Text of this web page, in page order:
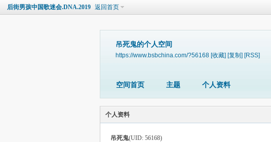
后街男孩中国歌迷会.DNA.2019 返回首页
吊死鬼的个人空间
https://www.bsbchina.com/?56168 [收藏] [复制] [RSS]
空间首页 主题 个人资料
个人资料
吊死鬼(UID: 56168)